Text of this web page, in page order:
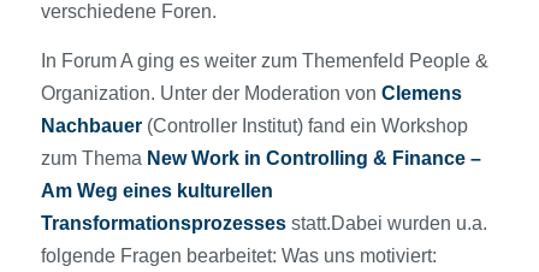
verschiedene Foren.
In Forum A ging es weiter zum Themenfeld People &
Organization. Unter der Moderation von Clemens
Nachbauer(Controller Institut) fand ein Workshop
zum Thema New Work in Controlling & Finance –
Am Weg eines kulturellen
Transformationsprozesses statt.Dabei wurden u.a.
folgende Fragen bearbeitet: Was uns motiviert: